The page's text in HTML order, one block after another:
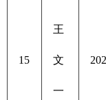
15
王
文
一